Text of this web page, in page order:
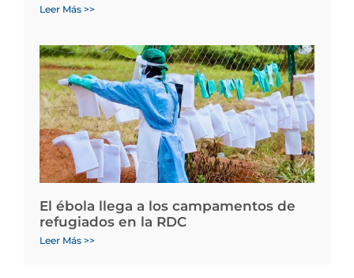
Leer Más >>
El ébola llega a los campamentos de
refugiados en la RDC
Leer Más >>